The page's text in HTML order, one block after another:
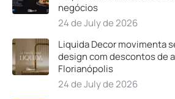
negócios
24 de July de 2026
Liquida Decor movimenta
design com descontos de
Florianópolis
24 de July de 2026